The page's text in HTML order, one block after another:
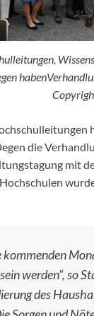
die
mit
kommenden
werden“, so
des